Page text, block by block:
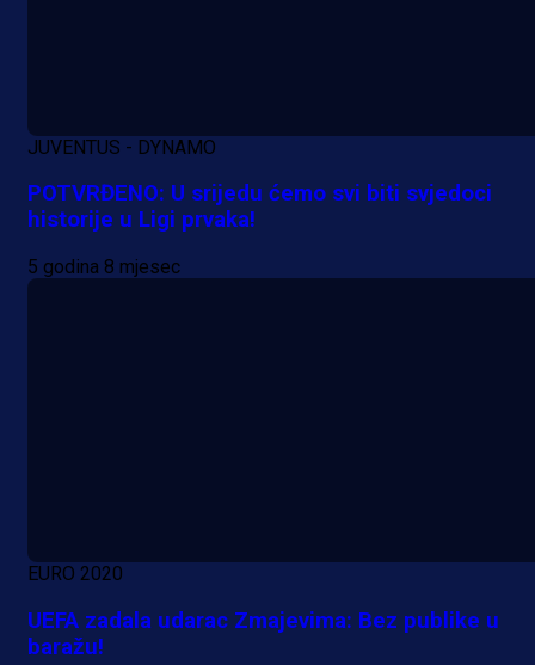
JUVENTUS - DYNAMO
POTVRĐENO: U srijedu ćemo svi biti svjedoci
historije u Ligi prvaka!
5 godina 8 mjesec
EURO 2020
UEFA zadala udarac Zmajevima: Bez publike u
baražu!